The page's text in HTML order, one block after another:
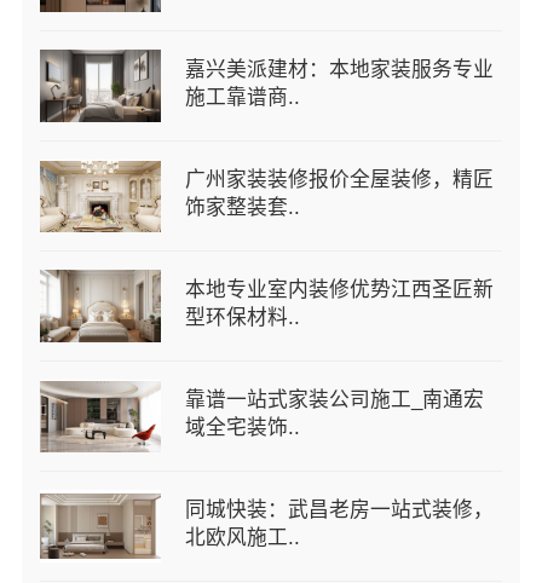
嘉兴美派建材：本地家装服务专业
施工靠谱商..
广州家装装修报价全屋装修，精匠
饰家整装套..
本地专业室内装修优势江西圣匠新
型环保材料..
靠谱一站式家装公司施工_南通宏
域全宅装饰..
同城快装：武昌老房一站式装修，
北欧风施工..